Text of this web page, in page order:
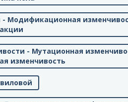
- Модификационная
- Мутационная
изменчивость